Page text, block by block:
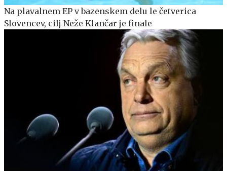
Na plavalnem EP v bazenskem delu le četverica
Slovencev, cilj Neže Klančar je finale